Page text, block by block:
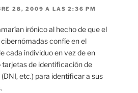
28, 2009 A LAS 2:36 PM
irónico al hecho de que el
cibernómadas confíe en el
cada individuo en vez de en
tarjetas de identificación de
etc.) para identificar a sus